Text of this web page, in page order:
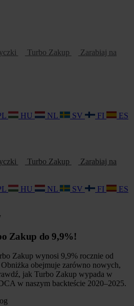
Turbo Zakup
Zarabiaj na
HU NL SV FI
ES
Turbo Zakup
Zarabiaj na
HU NL SV FI
ES
Zakup do 9,9%!
Zakup wynosi 9,9% rocznie od
obejmuje zarówno nowych,
jak Turbo Zakup wypada w
w naszym backteście 2020–2025.